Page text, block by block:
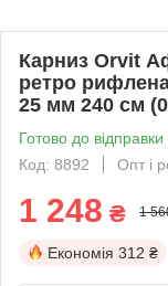
Карниз Orvit
ретро
25 мм 240 см
Готово до відправки
Код: 8892
Опт і
1 248 ₴ 1
Економія 312 ₴